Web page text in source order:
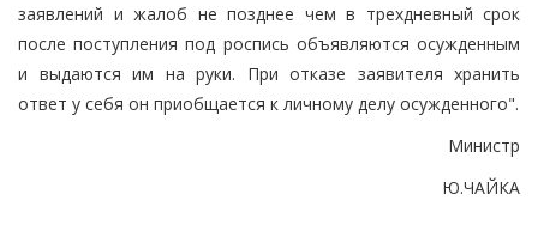
заявлений и жалоб не позднее чем в трехдневный срок
после поступления под роспись объявляются осужденным
и выдаются им на руки. При отказе заявителя хранить
ответ у себя он приобщается к личному делу осужденного".
Министр
Ю.ЧАЙКА